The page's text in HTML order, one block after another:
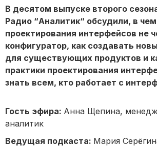
В десятом выпуске второго
Радио “Аналитик“ обсудили, в
проектирования интерфейсов не
конфигуратор, как создавать
для существующих продуктов и
практики проектирования
знать всем, кто работает с
Гость эфира: Анна Щепина,
аналитик
Ведущая подкаста: Мария